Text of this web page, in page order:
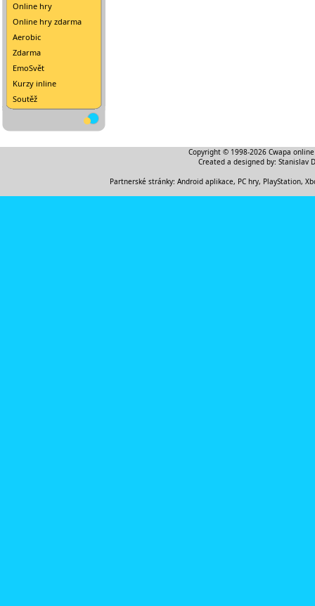
Online hry
Online hry zdarma
Aerobic
Zdarma
EmoSvět
Kurzy inline
Soutěž
Copyright © 1998-2026 Cwapa
Created a designed by: Stanislav
Partnerské stránky: Android aplikace, PC hry, PlayStation,